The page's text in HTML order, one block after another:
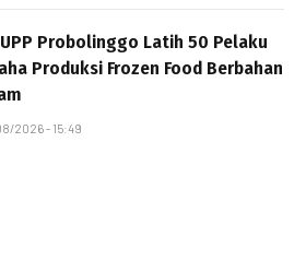
Probolinggo Latih 50 Pelaku
Produksi Frozen Food Berbahan
2026 - 15:49